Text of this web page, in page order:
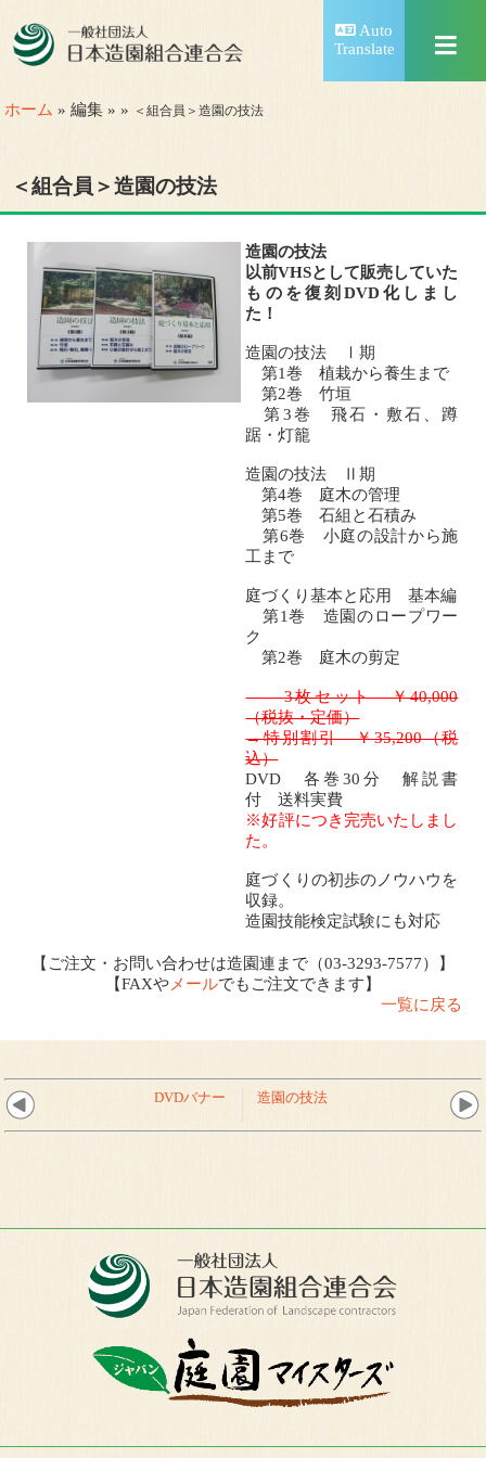
Auto
Translate
ホーム » 編集 »» ＜組合員＞造園の技法
＜組合員＞造園の技法
造園の技法
以前VHSとして販売していた
ものを復刻DVD化しまし
た！
造園の技法 Ⅰ期
第1巻 植栽から養生まで
第2巻 竹垣
第3巻 飛石・敷石、蹲
踞・灯籠
造園の技法 Ⅱ期
第4巻 庭木の管理
第5巻 石組と石積み
第6巻 小庭の設計から施
工まで
庭づくり基本と応用 基本編
第1巻 造園のロープワー
ク
第2巻 庭木の剪定
3枚セット ￥40,000
（税抜・定価）
→特別割引 ￥35,200（税
込）
DVD 各巻30分 解説書
付 送料実費
※好評につき完売いたしまし
た。
庭づくりの初歩のノウハウを
収録。
造園技能検定試験にも対応
【ご注文・お問い合わせは造園連まで（03-3293-7577）】
【FAXやメールでもご注文できます】
一覧に戻る
DVDバナー 造園の技法